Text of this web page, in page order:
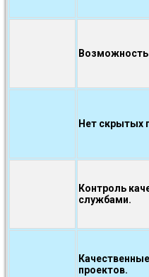
Возможность
Нет скрытых
Контроль
службами.
проектов.